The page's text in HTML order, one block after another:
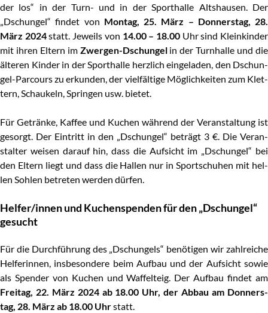
der los“ in der Turn- und in der Sport­hal­le Alt­shau­sen. Der
„Dschun­gel“ fin­det von Mon­tag, 25. März – Don­ners­tag, 28.
März 2024statt. Jeweils von 14.00 – 18.00Uhr sind Klein­kin­der
mit ihren Eltern im Zwer­gen-Dschun­gelin der Turn­hal­le und die
älte­ren Kin­der in der Sport­hal­le herz­lich ein­ge­la­den, den Dschun­
gel-Par­cours zu erkun­den, der viel­fäl­ti­ge Mög­lich­kei­ten zum Klet­
tern, Schau­keln, Sprin­gen usw. bietet.
Für Geträn­ke, Kaf­fee und Kuchen wäh­rend der Ver­an­stal­tung ist
gesorgt. Der Ein­tritt in den „Dschun­gel“ beträgt 3 €. Die Ver­an­
stal­ter wei­sen dar­auf hin, dass die Auf­sicht im „Dschun­gel“ bei
den Eltern liegt und dass die Hal­len nur in Sport­schu­hen mit hel­
len Soh­len betre­ten wer­den dürfen.
Helfer/innen und Kuchen­spen­den für den „Dschun­gel“
gesucht
Für die Durch­füh­rung des „Dschun­gels“ benö­ti­gen wir zahl­rei­che
Hel­fe­rin­nen, ins­be­son­de­re beim Auf­bau und der Auf­sicht sowie
als Spen­der von Kuchen und Waf­fel­teig. Der Auf­bau fin­det am
Frei­tag, 22. März 2024 ab 18.00 Uhr, der Abbau am Don­ners­
tag, 28. März ab 18.00 Uhrstatt.